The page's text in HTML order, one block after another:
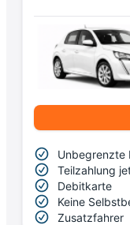
Unbegrenzte
Teilzahlung
Debitkarte
Keine
Zusatzfahrer